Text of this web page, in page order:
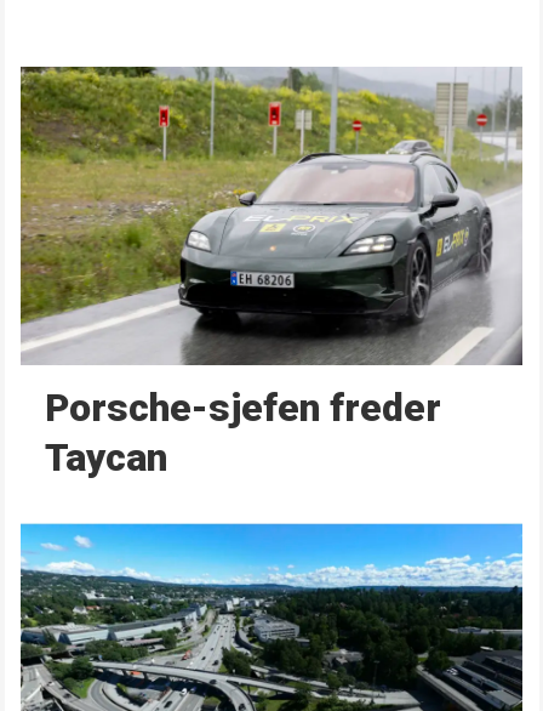
Porsche-sjefen freder
Taycan